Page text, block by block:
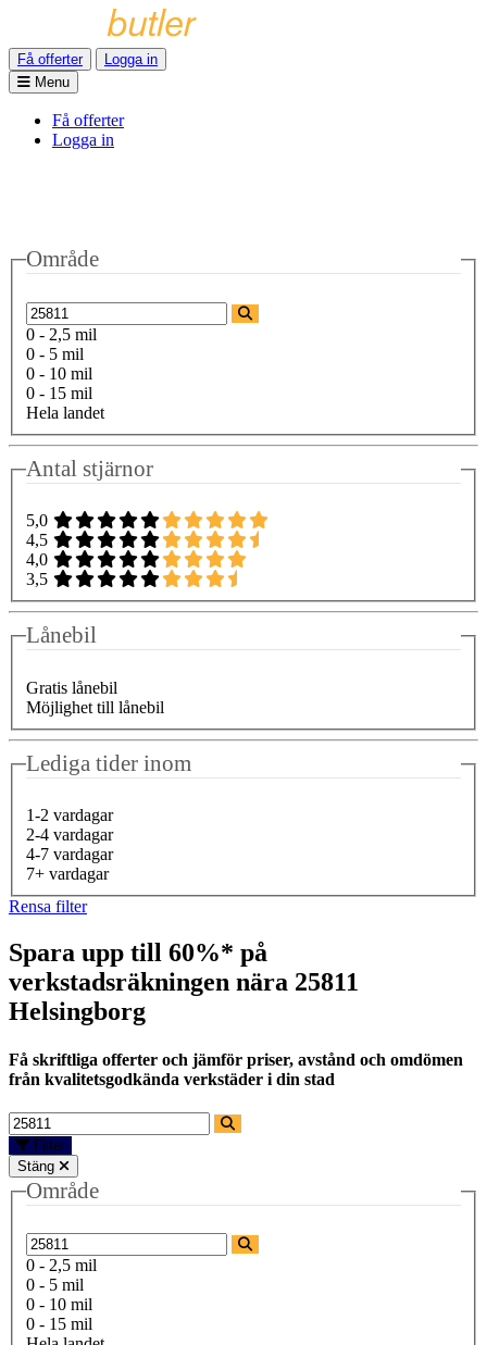
Få offerter
Logga in
Menu
Få offerter
Logga in
Område
0 - 2,5 mil
0 - 5 mil
0 - 10 mil
0 - 15 mil
Hela landet
Antal stjärnor
5,0
4,5
4,0
3,5
Lånebil
Gratis lånebil
Möjlighet till lånebil
Lediga tider inom
1-2 vardagar
2-4 vardagar
4-7 vardagar
7+ vardagar
Rensa filter
Spara upp till 60%* på
verkstadsräkningen nära 25811
Helsingborg
Få skriftliga offerter och jämför priser, avstånd och omdömen
från kvalitetsgodkända verkstäder i din stad
Filter
Stäng
Område
0 - 2,5 mil
0 - 5 mil
0 - 10 mil
0 - 15 mil